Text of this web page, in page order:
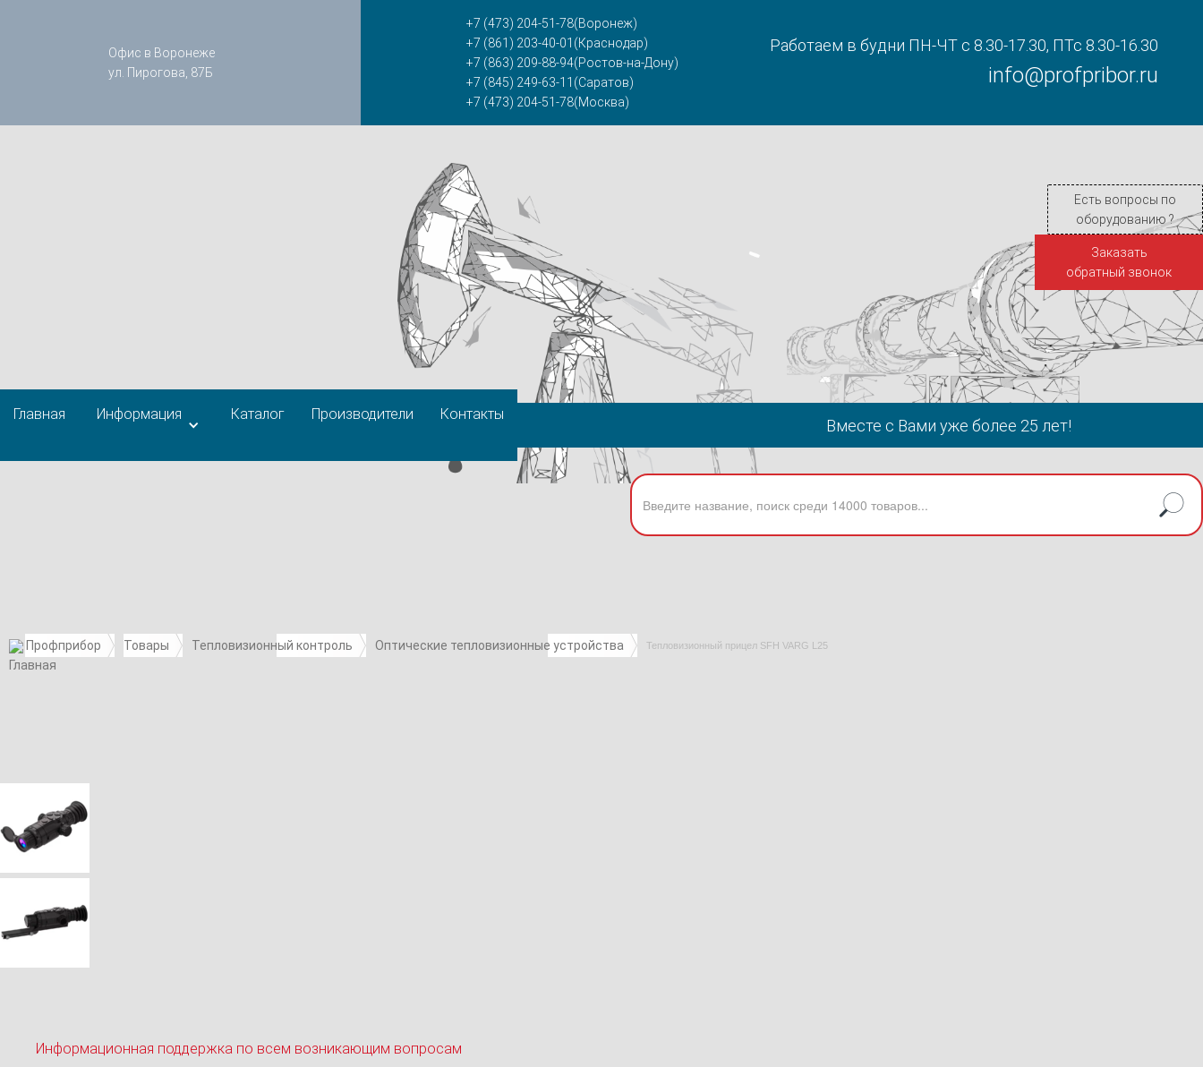
Офис в Воронеже
ул. Пирогова, 87Б
+7 (473) 204-51-78(Воронеж)
+7 (861) 203-40-01 (Краснодар)
+7 (863) 209-88-94(Ростов-на-Дону)
+7 (845) 249-63-11 (Саратов)
+7 (473) 204-51-78(Москва)
Работаем в будни ПН-ЧТ с 8.30-17.30, ПТс 8.30-16.30
info@profpribor.ru
Есть вопросы по
оборудованию ?
Заказать
обратный звонок
Главная Информация Каталог Производители Контакты
Вместе с Вами уже более 25 лет!
Профприбор Товары Тепловизионный контроль Оптические тепловизионные устройства Тепловизионный прицел SFH VARG L25
Информационная поддержка по всем возникающим вопросам